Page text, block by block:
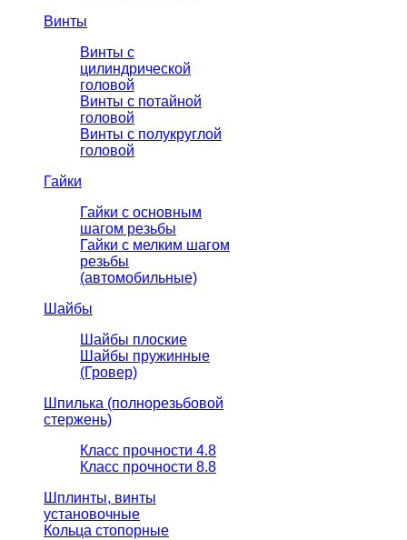
Винты
Винты с
цилиндрической
головой
Винты с потайной
головой
Винты с полукруглой
головой
Гайки
Гайки с основным
шагом резьбы
Гайки с мелким шагом
резьбы
(автомобильные)
Шайбы
Шайбы плоские
Шайбы пружинные
(Гровер)
Шпилька (полнорезьбовой
стержень)
Класс прочности 4.8
Класс прочности 8.8
Шплинты, винты
установочные
Кольца стопорные